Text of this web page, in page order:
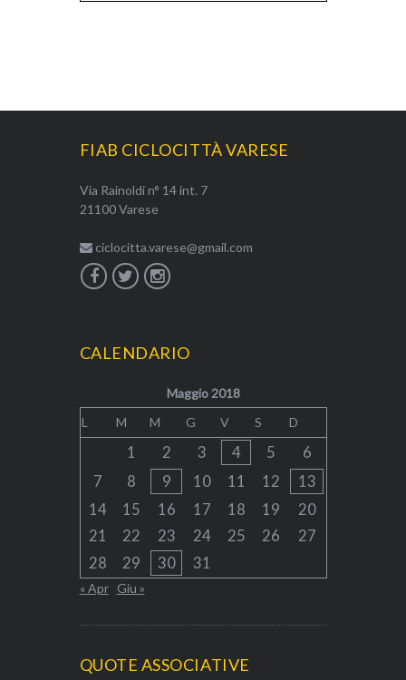
FIAB CICLOCITTÀ VARESE
Via Rainoldi n° 14 int. 7
21100 Varese
ciclocitta.varese@gmail.com
CALENDARIO
Maggio 2018
L
M M G V S D
1 2 3 4 5
6
7
8 9 10 11 12
13
14
15 16 17 18 19
20
21
22 23 24 25 26
27
28
29 30 31
« Apr Giu »
QUOTE ASSOCIATIVE